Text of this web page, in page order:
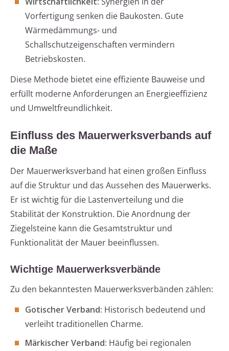
Vorfertigung senken die Baukosten. Gute
Wärmedämmungs- und
Schallschutzeigenschaften vermindern
Betriebskosten.
Diese Methode bietet eine effiziente Bauweise und
erfüllt moderne Anforderungen an Energieeffizienz
und Umweltfreundlichkeit.
Einfluss des Mauerwerksverbands auf
die Maße
Der Mauerwerksverband hat einen großen Einfluss
auf die Struktur und das Aussehen des Mauerwerks.
Er ist wichtig für die Lastenverteilung und die
Stabilität der Konstruktion. Die Anordnung der
Ziegelsteine kann die Gesamtstruktur und
Funktionalität der Mauer beeinflussen.
Wichtige Mauerwerksverbände
Zu den bekanntesten Mauerwerksverbänden zählen:
Gotischer Verband: Historisch bedeutend und
verleiht traditionellen Charme.
Märkischer Verband: Häufig bei regionalen